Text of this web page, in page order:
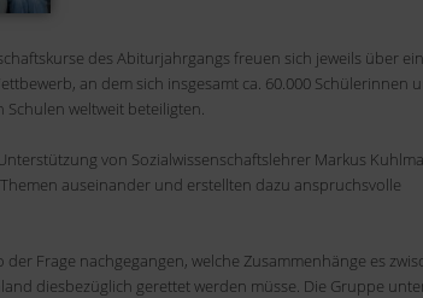
des Abiturjahrgangs freuen sich jeweils über
an dem sich insgesamt ca. 60.000 Schülerinnen
weltweit beteiligten.
von Sozialwissenschaftslehrer Markus
auseinander und erstellten dazu anspruchsvolle
Frage nachgegangen, welche Zusammenhänge es
diesbezüglich gerettet werden müsse. Die Gruppe